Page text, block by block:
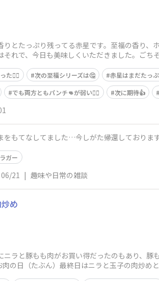
とたっぷり残ってる赤星です。至福の香り
れで、今日も美味しくいただきました。ごち
た😮‍💨 次の至福シリーズは🤔 赤星はまだたっ
でも両方ともパンチ👊が弱い😮‍💨 次に期待👍
をもてなしてました…今しがた帰還しており
ラガー
06/21 | 趣味や日常の雑談
め
ニラと豚もも肉がお買い得だったのもあり、
の日（たぶん）最終日はニラと玉子の肉炒